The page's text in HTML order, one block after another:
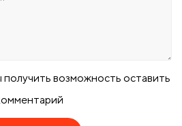
возможность оставить